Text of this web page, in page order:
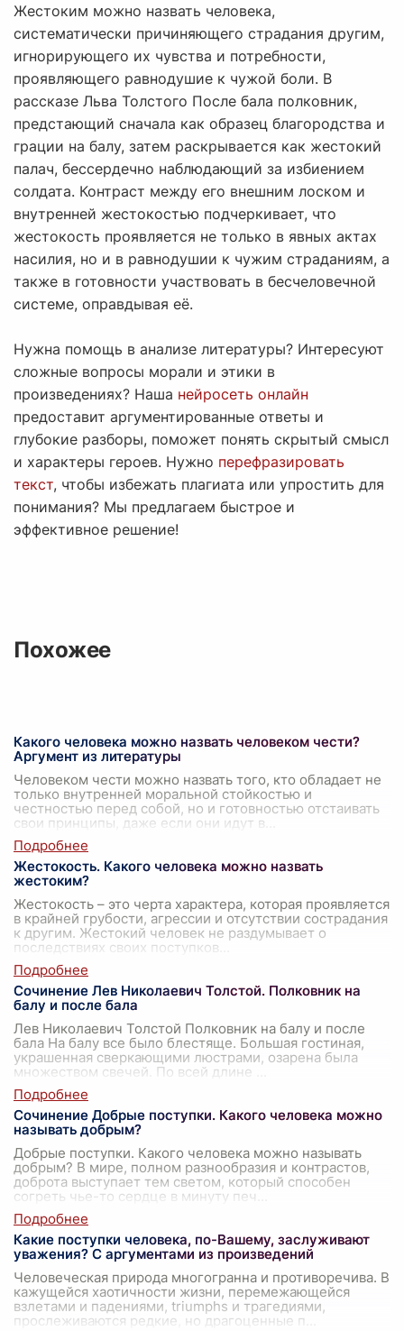
Жестоким можно назвать человека,
систематически причиняющего страдания другим,
игнорирующего их чувства и потребности,
проявляющего равнодушие к чужой боли. В
рассказе Льва Толстого После бала полковник,
предстающий сначала как образец благородства и
грации на балу, затем раскрывается как жестокий
палач, бессердечно наблюдающий за избиением
солдата. Контраст между его внешним лоском и
внутренней жестокостью подчеркивает, что
жестокость проявляется не только в явных актах
насилия, но и в равнодушии к чужим страданиям, а
также в готовности участвовать в бесчеловечной
системе, оправдывая её.
Нужна помощь в анализе литературы? Интересуют
сложные вопросы морали и этики в
произведениях? Наша нейросеть онлайн
предоставит аргументированные ответы и
глубокие разборы, поможет понять скрытый смысл
и характеры героев. Нужно перефразировать
текст, чтобы избежать плагиата или упростить для
понимания? Мы предлагаем быстрое и
эффективное решение!
Похожее
Какого человека можно назвать человеком чести?
Аргумент из литературы
Человеком чести можно назвать того, кто обладает не
только внутренней моральной стойкостью и
честностью перед собой, но и готовностью отстаивать
свои принципы, даже если они идут в
Жестокость. Какого человека можно назвать
жестоким?
Жестокость – это черта характера, которая проявляется
в крайней грубости, агрессии и отсутствии сострадания
к другим. Жестокий человек не раздумывает о
последствиях своих поступков
Сочинение Лев Николаевич Толстой. Полковник на
балу и после бала
Лев Николаевич Толстой Полковник на балу и после
бала На балу все было блестяще. Большая гостиная,
украшенная сверкающими люстрами, озарена была
множеством свечей. По всей длине
Сочинение Добрые поступки. Какого человека можно
называть добрым?
Добрые поступки. Какого человека можно называть
добрым? В мире, полном разнообразия и контрастов,
доброта выступает тем светом, который способен
согреть чье-то сердце в минуту печ
Какие поступки человека, по-Вашему, заслуживают
уважения? С аргументами из произведений
Человеческая природа многогранна и противоречива. В
кажущейся хаотичности жизни, перемежающейся
взлетами и падениями, triumphs и трагедиями,
прослеживаются редкие, но драгоценные п